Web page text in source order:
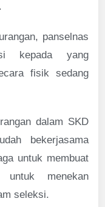
panselnas
kepada yang
fisik sedang
dalam SKD
bekerjasama
untuk membuat
menekan
seleksi.